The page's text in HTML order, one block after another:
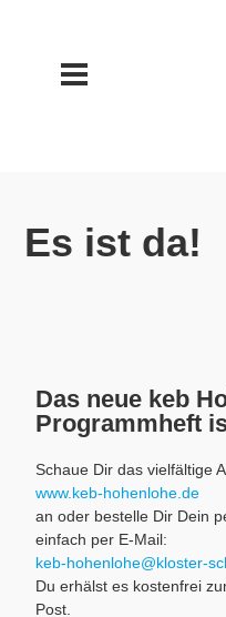
Es ist da!
Das neue keb
Programmheft
Schaue Dir das vielfältige
www.keb-hohenlohe.de
an oder bestelle Dir Dein
einfach per E-Mail:
keb-hohenlohe@kloster-
Du erhälst es kostenfrei
Post.